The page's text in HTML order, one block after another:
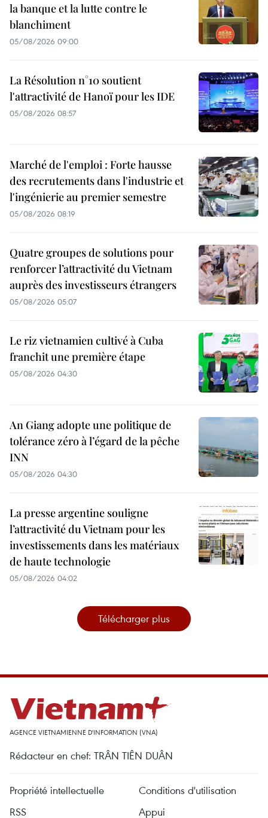
la banque et la lutte contre le
blanchiment
05/08/2026 09:00
La Résolution n°10 soutient
l'attractivité de Hanoï pour les IDE
05/08/2026 08:57
Marché de l'emploi : Forte hausse
des recrutements dans l'industrie et
l'ingénierie au premier semestre
05/08/2026 08:19
Quatre groupes de solutions pour
renforcer l’attractivité du Vietnam
auprès des investisseurs étrangers
05/08/2026 05:07
Le riz vietnamien cultivé à Cuba
franchit une première étape
05/08/2026 04:30
An Giang adopte une politique de
tolérance zéro à l’égard de la pêche
INN
05/08/2026 04:30
La presse argentine souligne
l’attractivité du Vietnam pour les
investissements dans les matériaux
de haute technologie
05/08/2026 04:02
Télécharger plus
AGENCE VIETNAMIENNE D'INFORMATION (VNA)
Rédacteur en chef: TRÂN TIÊN DUÂN
Propriété intellectuelle
Conditions d'utilisation
RSS
Appui